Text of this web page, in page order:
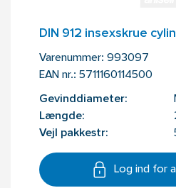
DIN 912 insexskrue
Varenummer: 993097
EAN nr.: 5711160114500
Gevinddiameter:
Længde:
Vejl pakkestr:
Log ind for